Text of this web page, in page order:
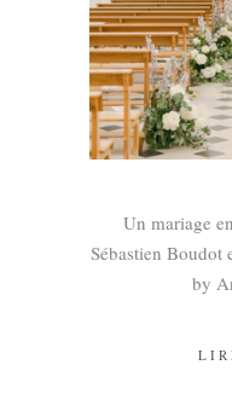
Un mariage
Sébastien Boudot
by